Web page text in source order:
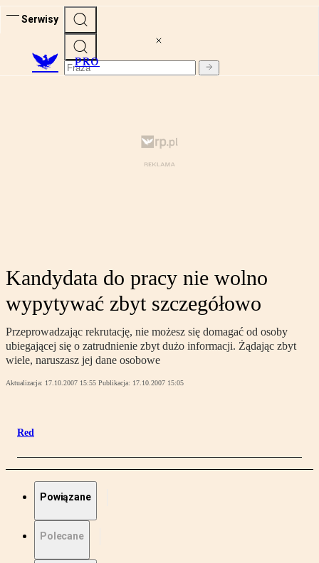
Serwisy
PRO
Kandydata do pracy nie wolno
wypytywać zbyt szczegółowo
Przeprowadzając rekrutację, nie możesz się domagać od osoby
ubiegającej się o zatrudnienie zbyt dużo informacji. Żądając zbyt
wiele, naruszasz jej dane osobowe
Aktualizacja: 17.10.2007 15:55 Publikacja: 17.10.2007 15:05
Red
Powiązane
Polecane